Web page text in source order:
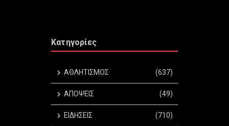
Κατηγορίες
ΑΘΛΗΤΙΣΜΟΣ (637)
ΑΠΟΨΕΙΣ (49)
ΕΙΔΗΣΕΙΣ (710)